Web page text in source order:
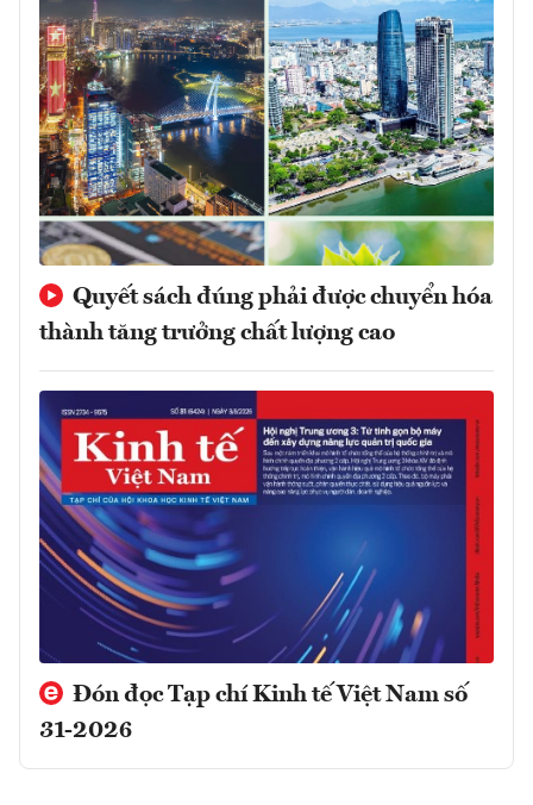
Quyết sách đúng phải được chuyển hóa
thành tăng trưởng chất lượng cao
Đón đọc Tạp chí Kinh tế Việt Nam số
31-2026